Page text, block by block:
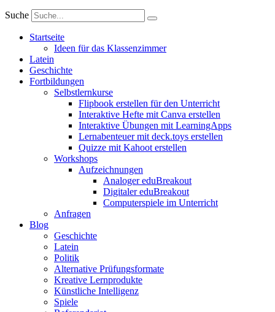
Suche
Startseite
Ideen für das Klassenzimmer
Latein
Geschichte
Fortbildungen
Selbstlernkurse
Flipbook erstellen für den Unterricht
Interaktive Hefte mit Canva erstellen
Interaktive Übungen mit LearningApps
Lernabenteuer mit deck.toys erstellen
Quizze mit Kahoot erstellen
Workshops
Aufzeichnungen
Analoger eduBreakout
Digitaler eduBreakout
Computerspiele im Unterricht
Anfragen
Blog
Geschichte
Latein
Politik
Alternative Prüfungsformate
Kreative Lernprodukte
Künstliche Intelligenz
Spiele